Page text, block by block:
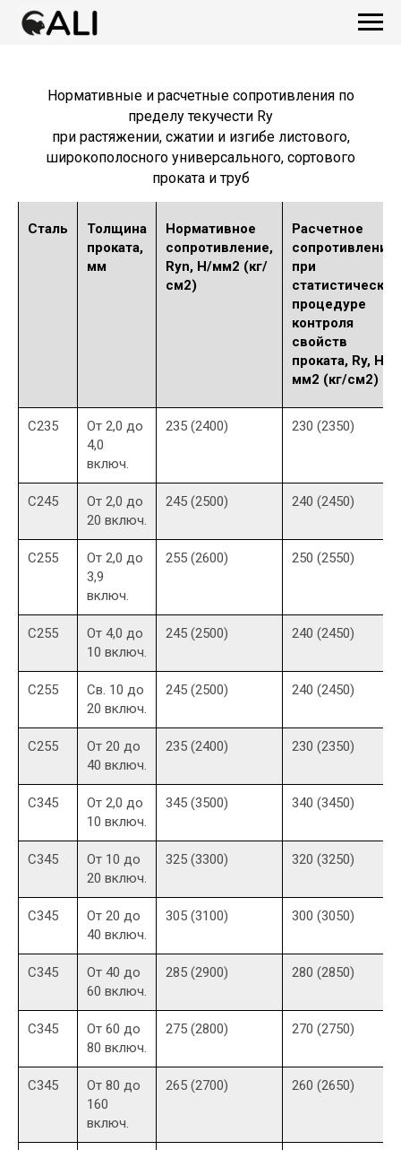
Нормативные и расчетные сопротивления по
пределу текучести Ry
при растяжении, сжатии и изгибе листового,
широкополосного универсального, сортового
проката и труб
Сталь
Толщина
проката,
мм
Нормативное
сопротивление,
Ryn, Н/мм2 (кг/
см2)
Расчетное
сопротивление
при
статистической
процедуре
контроля
свойств
проката, Ry, Н/
мм2 (кг/см2)
С235
От 2,0 до
4,0
включ.
235 (2400) 230 (2350)
С245
От 2,0 до
20 включ.
245 (2500) 240 (2450)
С255
От 2,0 до
3,9
включ.
255 (2600) 250 (2550)
С255
От 4,0 до
10 включ.
245 (2500) 240 (2450)
С255
Св. 10 до
20 включ.
245 (2500) 240 (2450)
С255
От 20 до
40 включ.
235 (2400) 230 (2350)
С345
От 2,0 до
10 включ.
345 (3500) 340 (3450)
С345
От 10 до
20 включ.
325 (3300) 320 (3250)
С345
От 20 до
40 включ.
305 (3100) 300 (3050)
С345
От 40 до
60 включ.
285 (2900) 280 (2850)
С345
От 60 до
80 включ.
275 (2800) 270 (2750)
С345
От 80 до
160
включ.
265 (2700) 260 (2650)